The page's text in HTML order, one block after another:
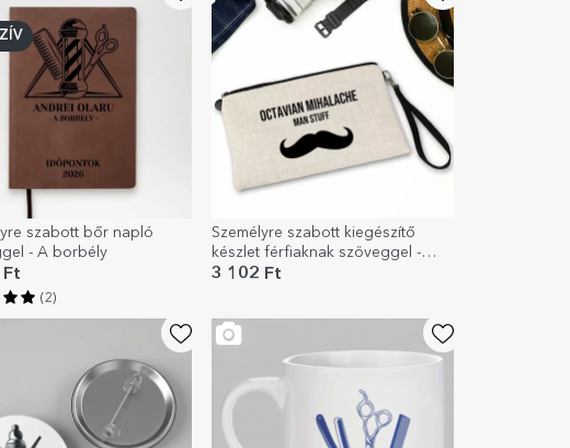
szabott bőr napló
- A borbély
Ft
(2)
Személyre szabott kiegészítő
készlet férfiaknak szöveggel -
Bajusz
3 102 Ft